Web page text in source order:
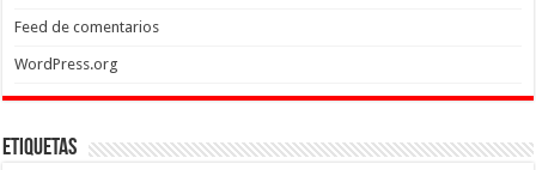
Feed de comentarios
WordPress.org
Etiquetas